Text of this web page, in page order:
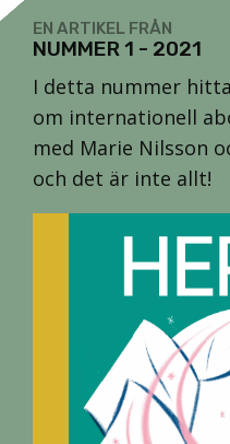
EN ARTIKEL FRÅN
NUMMER 1 - 2021
I detta nummer
om internationell
med Marie Nilsson
och det är inte allt!